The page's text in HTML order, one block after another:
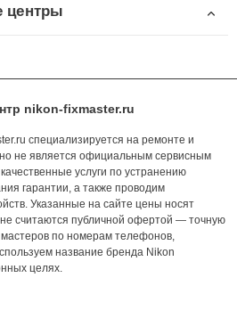
центры
nikon-fixmaster.ru
специализируется на ремонте и
не является официальным сервисным
услуги по устранению
гарантии, а также проводим
Указанные на сайте цены носят
считаются публичной офертой — точную
по номерам телефонов,
название бренда Nikon
целях.